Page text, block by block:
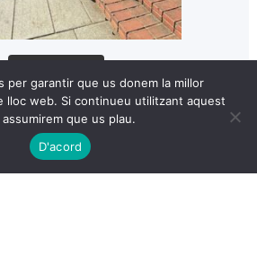
per garantir que us donem la millor
lloc web. Si continueu utilitzant aquest
assumirem que us plau.
D'acord